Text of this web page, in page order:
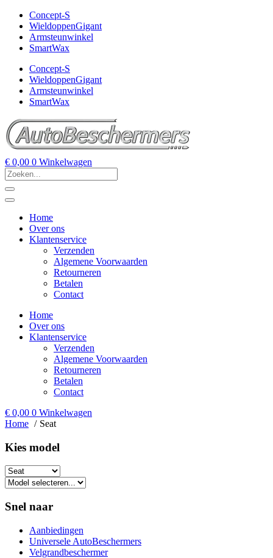
Concept-S
WieldoppenGigant
Armsteunwinkel
SmartWax
Concept-S
WieldoppenGigant
Armsteunwinkel
SmartWax
€ 0,00 0 Winkelwagen
Home
Over ons
Klantenservice
Verzenden
Algemene Voorwaarden
Retourneren
Betalen
Contact
Home
Over ons
Klantenservice
Verzenden
Algemene Voorwaarden
Retourneren
Betalen
Contact
€ 0,00 0 Winkelwagen
Home
Seat
Kies model​
Snel naar
Aanbiedingen
Universele AutoBeschermers
Velgrandbeschermer